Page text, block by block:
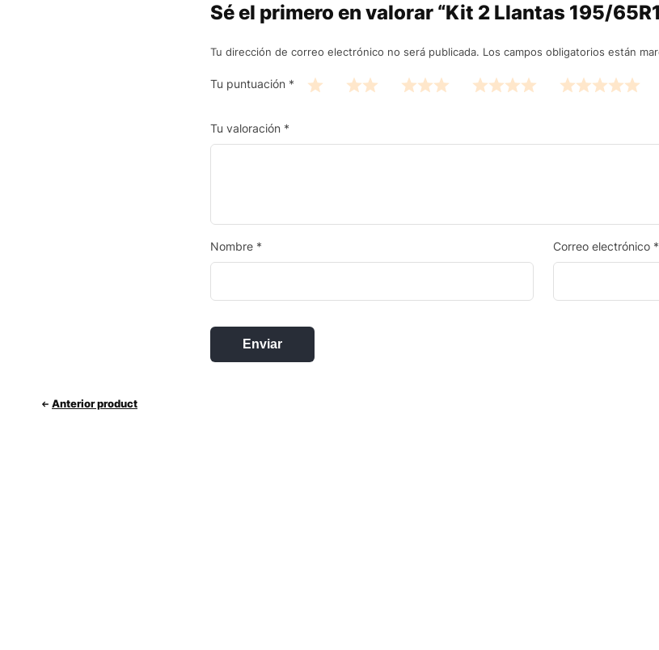
Sé el primero en valorar “Kit 2 Llantas 195/
Tu dirección de correo electrónico no será publicada. Los campos obligatorios están
Tu puntuación *
Tu valoración *
Nombre * Correo electrónico *
Anterior product